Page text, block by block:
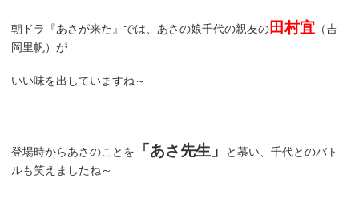
朝ドラ『あさが来た』では、あさの娘千代の親友の田村宜 （吉
岡里帆）が
いい味を出していますね～
登場時からあさのことを 「あさ先生」
と慕い、千代とのバト
ルも笑えましたね～